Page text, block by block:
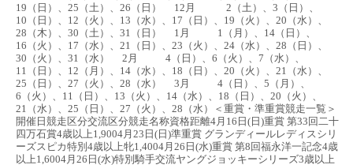
19（日）、25（土）、26（日） 12月 2（土）、3（日）、
10（日）、12（火）、13（水）、17（日）、19（火）、20（水）、
28（木）、30（土）、31（日） 1月 1（月）、14（日）、
16（火）、17（水）、21（日）、23（火）、24（水）、28（日）、
30（火）、31（水） 2月 4（日）、6（火）、7（水）、
11（日）、12（月）、14（水）、18（日）、20（火）、21（水）、
25（日）、27（火）、28（水） 3月 4（日）、5（月）、
6（火）、11（日）、13（火）、14（水）、18（日）、20（火）、
21（水）、25（日）、27（火）、28（水）＜重賞・準重賞競走一覧＞
開催日競走区分交流区分競走名称資格距離4月16日(日)重賞 第33回二十
四万石賞4歳以上1,9004月23日(日)準重賞 グランディールレディスシリ
ーズスピカ特別4歳以上牝1,4004月26日(水)重賞 第8回福永洋一記念4歳
以上1,6004月26日(水)特別騎手交流ヤングジョッキーシリーズ3歳以上